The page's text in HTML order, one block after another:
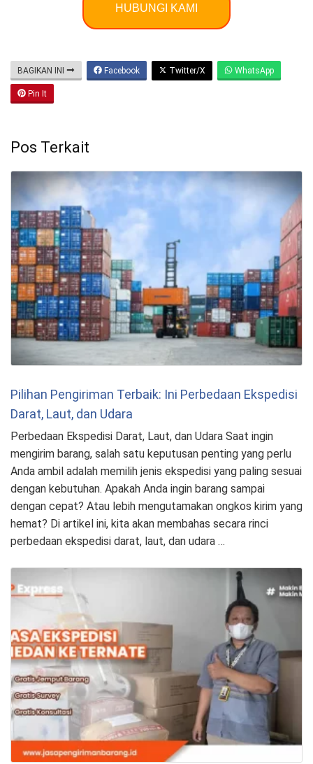
HUBUNGI KAMI
BAGIKAN INI Facebook Twitter/X WhatsApp
Pin It
Pos Terkait
Pilihan Pengiriman Terbaik: Ini Perbedaan Ekspedisi
Darat, Laut, dan Udara
Perbedaan Ekspedisi Darat, Laut, dan Udara Saat ingin
mengirim barang, salah satu keputusan penting yang perlu
Anda ambil adalah memilih jenis ekspedisi yang paling sesuai
dengan kebutuhan. Apakah Anda ingin barang sampai
dengan cepat? Atau lebih mengutamakan ongkos kirim yang
hemat? Di artikel ini, kita akan membahas secara rinci
perbedaan ekspedisi darat, laut, dan udara …